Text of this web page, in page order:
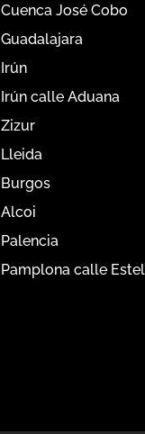
José Cobo
calle Aduana
calle